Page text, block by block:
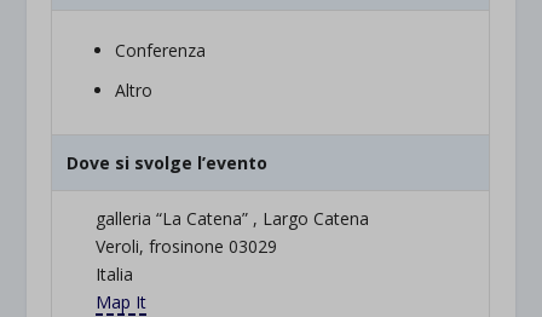
Conferenza
Altro
Dove si svolge l’evento
galleria “La Catena” , Largo Catena
Veroli, frosinone 03029
Italia
Map It